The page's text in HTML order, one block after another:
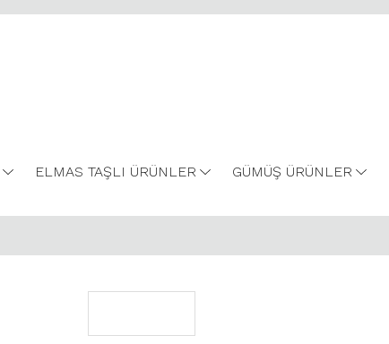
ELMAS TAŞLI ÜRÜNLER GÜMÜŞ ÜRÜNLER